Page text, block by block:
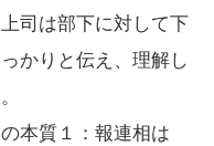
司は部下に対して下
かりと伝え、理解し
本質１：報連相は